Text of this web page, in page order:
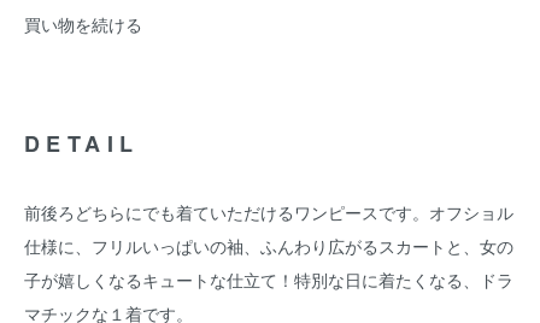
買い物を続ける
DETAIL
前後ろどちらにでも着ていただけるワンピースです。オフショル
仕様に、フリルいっぱいの袖、ふんわり広がるスカートと、女の
子が嬉しくなるキュートな仕立て！特別な日に着たくなる、ドラ
マチックな１着です。